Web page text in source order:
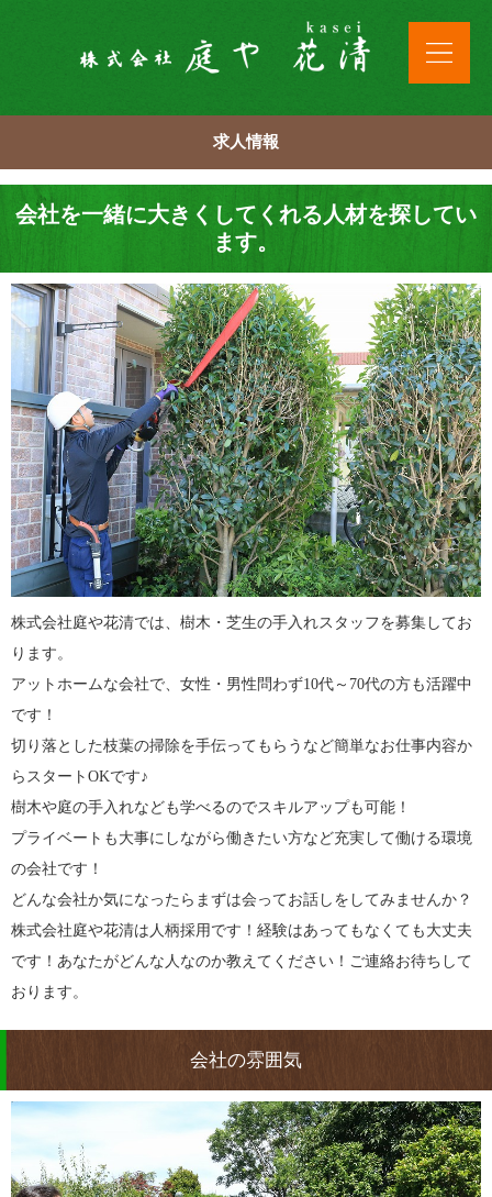
求人情報
会社を一緒に大きくしてくれる人材を探してい
ます。
株式会社庭や花清では、樹木・芝生の手入れスタッフを募集してお
ります。
アットホームな会社で、女性・男性問わず10代～70代の方も活躍中
です！
切り落とした枝葉の掃除を手伝ってもらうなど簡単なお仕事内容か
らスタートOKです♪
樹木や庭の手入れなども学べるのでスキルアップも可能！
プライベートも大事にしながら働きたい方など充実して働ける環境
の会社です！
どんな会社か気になったらまずは会ってお話しをしてみませんか？
株式会社庭や花清は人柄採用です！経験はあってもなくても大丈夫
です！あなたがどんな人なのか教えてください！ご連絡お待ちして
おります。
会社の雰囲気